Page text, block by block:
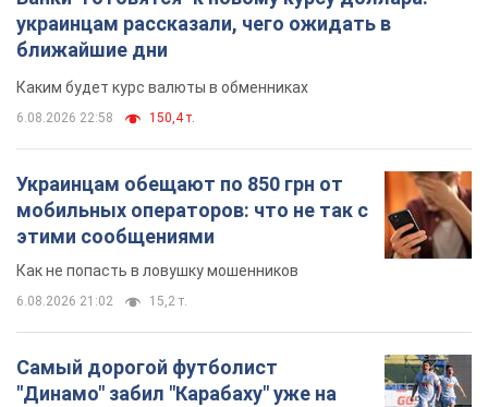
украинцам рассказали, чего ожидать в
ближайшие дни
Каким будет курс валюты в обменниках
6.08.2026 22:58 150,4 т.
Украинцам обещают по 850 грн от
мобильных операторов: что не так с
этими сообщениями
Как не попасть в ловушку мошенников
6.08.2026 21:02 15,2 т.
Самый дорогой футболист
"Динамо" забил "Карабаху" уже на